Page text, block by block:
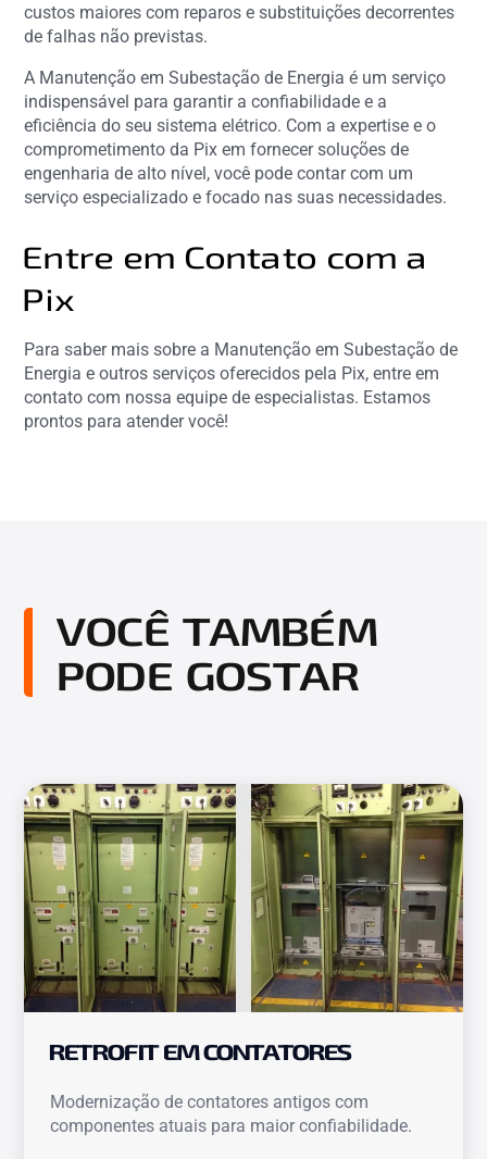
custos maiores com reparos e substituições decorrentes
de falhas não previstas.
A Manutenção em Subestação de Energia é um serviço
indispensável para garantir a confiabilidade e a
eficiência do seu sistema elétrico. Com a expertise e o
comprometimento da Pix em fornecer soluções de
engenharia de alto nível, você pode contar com um
serviço especializado e focado nas suas necessidades.
Entre em Contato com a
Pix
Para saber mais sobre a Manutenção em Subestação de
Energia e outros serviços oferecidos pela Pix, entre em
contato com nossa equipe de especialistas. Estamos
prontos para atender você!
VOCÊ TAMBÉM
PODE GOSTAR
RETROFIT EM CONTATORES
Modernização de contatores antigos com
componentes atuais para maior confiabilidade.